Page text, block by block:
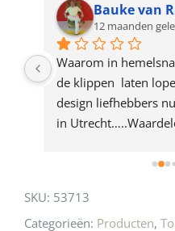
product
Bauke van
12 maanden
Waarom in
de klippen  laten
design liefhebbers
in
SKU: 53713
Categorieën: Producten,